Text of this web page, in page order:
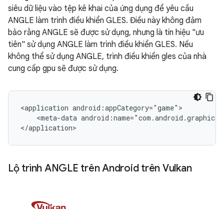
siêu dữ liệu vào tệp kê khai của ứng dụng để yêu cầu
ANGLE làm trình điều khiển GLES. Điều này không đảm
bảo rằng ANGLE sẽ được sử dụng, nhưng là tín hiệu "ưu
tiên" sử dụng ANGLE làm trình điều khiển GLES. Nếu
không thể sử dụng ANGLE, trình điều khiển gles của nhà
cung cấp gpu sẽ được sử dụng.
<application android:appCategory="game">
<meta-data
Lộ trình ANGLE trên Android trên Vulkan